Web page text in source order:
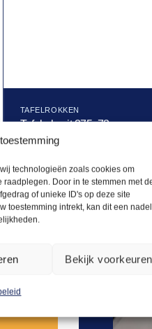
technologieën zoals cookies om
Door in te stemmen met
of unieke ID's op deze site
toestemming intrekt, kan dit een
Bekijk voorkeuren
TAFELROKKEN
Tafelrok wit 375x73cm
Offerte